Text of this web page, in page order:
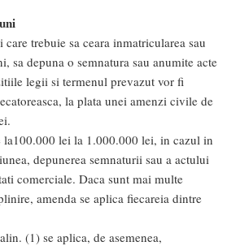
trebuie sa ceara inmatricularea sau
sa depuna o semnatura sau anumite acte
legii si termenul prevazut vor fi
la plata unei amenzi civile de
lei la 1.000.000 lei, in cazul in
depunerea semnaturii sau a actului
comerciale. Daca sunt mai multe
amenda se aplica fiecareia dintre
(1) se aplica, de asemenea,